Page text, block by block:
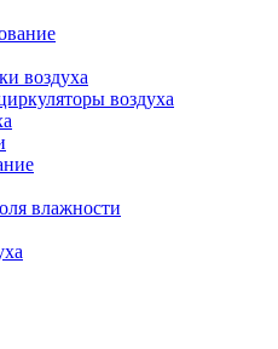
воздуха
воздуха
влажности